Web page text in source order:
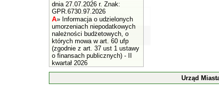
dnia 27.07.2026 r. Znak:
GPR.6730.97.2026
A» Informacja o udzielonych
umorzeniach niepodatkowych
należności budżetowych, o
których mowa w art. 60 ufp
(zgodnie z art. 37 ust 1 ustawy
o finansach publicznych) - II
kwartał 2026
Urząd